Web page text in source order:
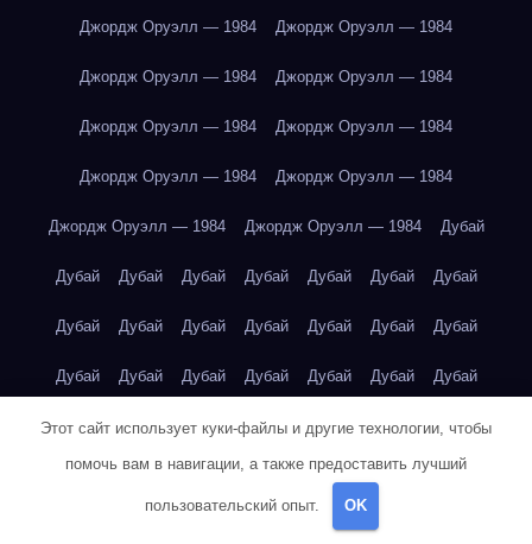
Джордж Оруэлл — 1984 Джордж Оруэлл — 1984
Джордж Оруэлл — 1984 Джордж Оруэлл — 1984
Джордж Оруэлл — 1984 Джордж Оруэлл — 1984
Джордж Оруэлл — 1984 Джордж Оруэлл — 1984
Джордж Оруэлл — 1984 Джордж Оруэлл — 1984 Дубай
Дубай Дубай Дубай Дубай Дубай Дубай Дубай
Дубай Дубай Дубай Дубай Дубай Дубай Дубай
Дубай Дубай Дубай Дубай Дубай Дубай Дубай
Дубай Екатеринбург Екатеринбург Екатеринбург
Екатеринбург Екатеринбург Екатеринбург
Екатеринбург
Этот сайт использует куки-файлы и другие технологии, чтобы
помочь вам в навигации, а также предоставить лучший
пользовательский опыт. OK